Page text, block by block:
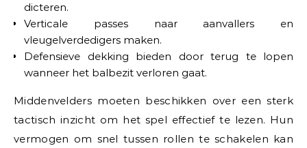
dicteren.
Verticale passes naar aanvallers en
vleugelverdedigers maken.
Defensieve dekking bieden door terug te lopen
wanneer het balbezit verloren gaat.
Middenvelders moeten beschikken over een sterk
tactisch inzicht om het spel effectief te lezen. Hun
vermogen om snel tussen rollen te schakelen kan